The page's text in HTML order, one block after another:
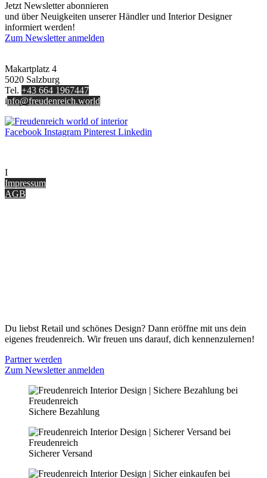
Jetzt Newsletter abonnieren
und über Neuigkeiten unserer Händler und Interior Designer
informiert werden!
Zum Newsletter anmelden
Makartplatz 4
5020 Salzburg
Tel. +43 664 1967447
info@freudenreich.world
Facebook Instagram Pinterest Linkedin
I
Impressum
AGB
Du liebst Retail und schönes Design? Dann eröffne mit uns dein
eigenes freudenreich. Wir freuen uns darauf, dich kennenzulernen!
Partner werden
Zum Newsletter anmelden
Sichere Bezahlung
Sicherer Versand